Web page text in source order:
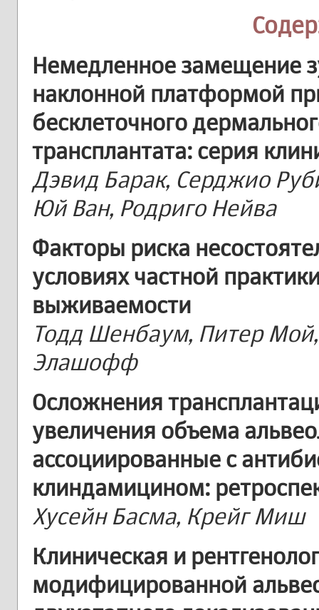
Немедленное замещение
наклонной платформой
бесклеточного
трансплантата: серия
Дэвид Барак, Серджио
Юй Ван, Родриго Нейва
Факторы риска
условиях частной
выживаемости
Тодд Шенбаум, Питер Мой,
Элашофф
Осложнения
увеличения объема
ассоциированные с
клиндамицином:
Хусейн Басма, Крейг Миш
Клиническая и
модифицированной